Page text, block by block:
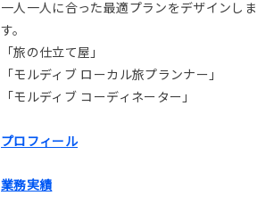
一人一人に合った最適プランをデザインしま
す。
「旅の仕立て屋」
「モルディブ ローカル旅プランナー」
「モルディブ コーディネーター」
プロフィール
業務実績